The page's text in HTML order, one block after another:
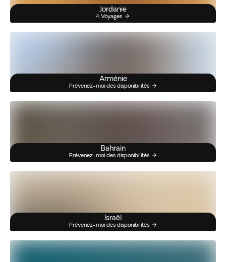
Jordanie
4 Voyages
Arménie
Prévenez-moi des disponibilités
Bahrain
Prévenez-moi des disponibilités
Israël
Prévenez-moi des disponibilités